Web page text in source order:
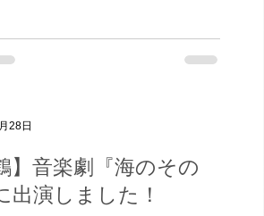
】音楽劇『海のその
出演しました！
28日